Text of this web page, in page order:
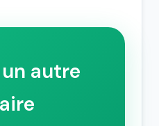
autre